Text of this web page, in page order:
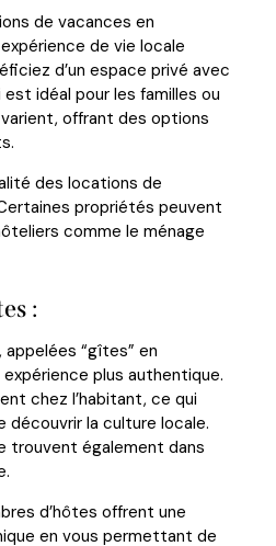
de vacances en
de vie locale
d’un espace privé avec
idéal pour les familles ou
offrant des options
des locations de
propriétés peuvent
comme le ménage
:
appelées “gîtes” en
plus authentique.
chez l’habitant, ce qui
découvrir la culture locale.
trouvent également dans
d’hôtes offrent une
en vous permettant de